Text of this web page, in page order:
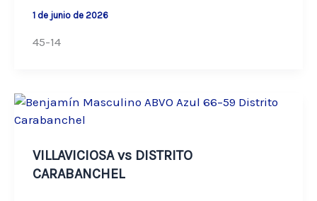
1 de junio de 2026
45-14
VILLAVICIOSA vs DISTRITO
CARABANCHEL